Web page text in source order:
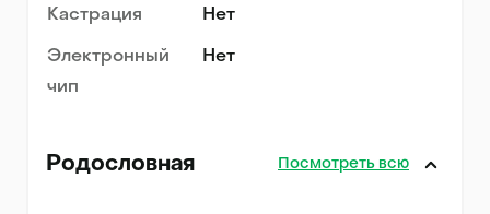
Кастрация Нет
Электронный
чип
Нет
Родословная Посмотреть всю